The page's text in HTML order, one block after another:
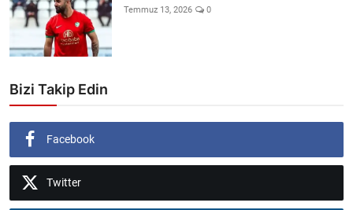
Temmuz 13, 2026 0
Bizi Takip Edin
Facebook
Twitter